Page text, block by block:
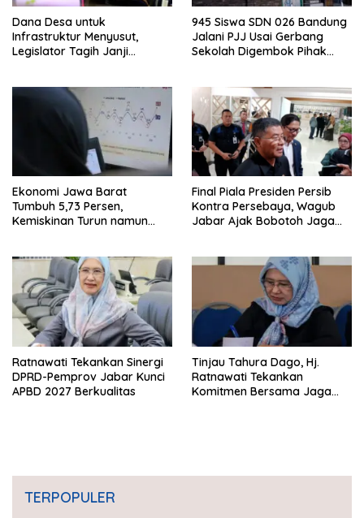
Dana Desa untuk
Infrastruktur Menyusut,
Legislator Tagih Janji
945 Siswa SDN 026 Bandung
Jalani PJJ Usai Gerbang
Sekolah Digembok Pihak
Ekonomi Jawa Barat
Tumbuh 5,73 Persen,
Kemiskinan Turun namun
Final Piala Presiden Persib
Kontra Persebaya, Wagub
Jabar Ajak Bobotoh Jaga
Ratnawati Tekankan Sinergi
DPRD-Pemprov Jabar Kunci
APBD 2027 Berkualitas
Tinjau Tahura Dago, Hj.
Ratnawati Tekankan
Komitmen Bersama Jaga
TERPOPULER